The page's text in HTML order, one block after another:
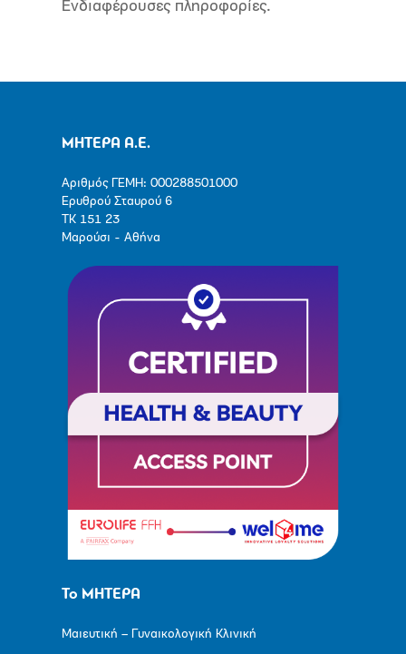
Ενδιαφέρουσες πληροφορίες.
ΜΗΤΕΡΑ Α.Ε.
Αριθμός ΓΕΜΗ: 000288501000
Ερυθρού Σταυρού 6
ΤΚ 151 23
Μαρούσι - Αθήνα
Το ΜΗΤΕΡΑ
Μαιευτική – Γυναικολογική Κλινική